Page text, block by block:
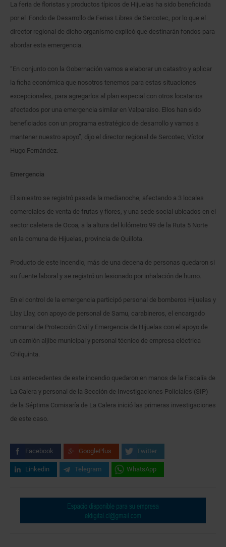
La feria de floristas y productos típicos de Hijuelas ha sido beneficiada
por el Fondo de Desarrollo de Ferias Libres de Sercotec, por lo que el
director regional de dicho organismo explicó que destinarán fondos para
abordar esta emergencia.
“En conjunto con la Gobernación vamos a elaborar un catastro y aplicar
la ficha económica que nosotros tenemos para estas situaciones
excepcionales, para agregarlos al plan especial con otros locatarios
afectados por una emergencia similar en Valparaíso. Ellos han sido
beneficiados con un programa estratégico de desarrollo y vamos a
mantener nuestro apoyo”, dijo el director regional de Sercotec, Víctor
Hugo Fernández.
Emergencia
El siniestro se registró pasada la medianoche, afectando a 3 locales
comerciales de venta de frutas y flores, y una sede social ubicados en el
sector caletera de Ocoa, a la altura del kilómetro 99 de la Ruta 5 Norte
en la comuna de Hijuelas, provincia de Quillota.
Producto de este incendio, más de una decena de personas quedaron si
su fuente laboral y se registró un lesionado por inhalación de humo.
En el control de la emergencia participó personal de bomberos Hijuelas y
Llay Llay, con apoyo de personal de Samu, carabineros, el encargado
comunal de Protección Civil y Emergencia de Hijuelas con el apoyo de
un camión aljibe municipal y personal técnico de empresa eléctrica
Chilquinta.
Los antecedentes de este incendio quedaron en manos de la Fiscalía de
La Calera y personal de la Sección de Investigaciones Policiales (SIP)
de la Séptima Comisaría de La Calera inició las primeras investigaciones
de este caso.
Facebook GooglePlus Twitter
Linkedin Telegram WhatsApp